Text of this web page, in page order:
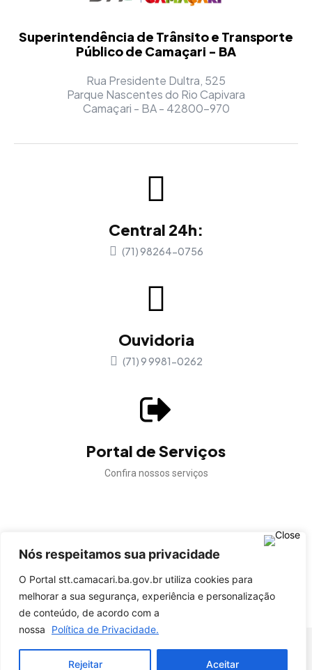
Nós respeitamos sua privacidade
O Portal stt.camacari.ba.gov.br utiliza cookies para
melhorar a sua segurança, experiência e personalização
de conteúdo, de acordo com a
nossa
Política de Privacidade.
Rejeitar Aceitar
Superintendência de Trânsito e Transporte
Público de Camaçari - BA
Rua Presidente Dultra, 525
Parque Nascentes do Rio Capivara
Camaçari - BA - 42800-970
Central 24h:
(71) 98264-0756
Ouvidoria
(71) 9 9981-0262
Portal de Serviços
Confira nossos serviços
Confira a autenticidade dos documentos gerados pela
STT Camaçari.
VALIDAR DOCUMENTO